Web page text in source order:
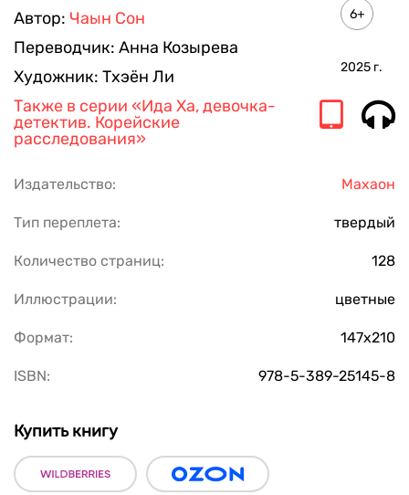
Автор: Чаын Сон
Переводчик: Анна Козырева
Художник: Тхэён Ли
6+
2025 г.
Также в серии «Ида Ха, девочка-
детектив. Корейские
расследования»
Издательство: Махаон
Тип переплета: твердый
Количество страниц: 128
Иллюстрации: цветные
Формат: 147х210
ISBN: 978-5-389-25145-8
Купить книгу